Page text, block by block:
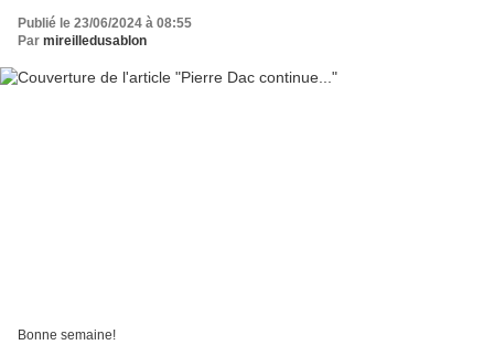
Publié le 23/06/2024 à 08:55
Par mireilledusablon
Bonne semaine!